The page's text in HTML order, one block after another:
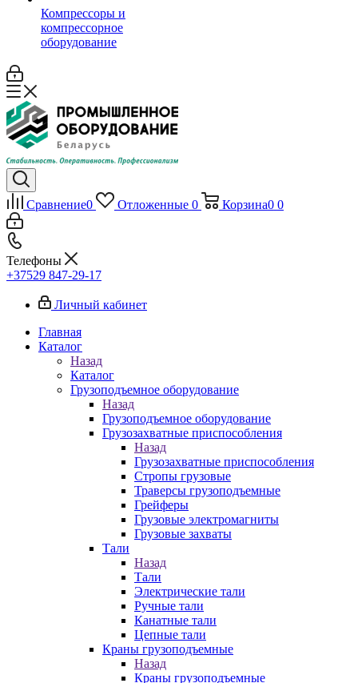
Компрессоры и
компрессорное
оборудование
Сравнение0 Отложенные 0 Корзина0 0
Телефоны
+37529 847-29-17‬
Личный кабинет
Главная
Каталог
Назад
Каталог
Грузоподъемное оборудование
Назад
Грузоподъемное оборудование
Грузозахватные приспособления
Назад
Грузозахватные приспособления
Стропы грузовые
Траверсы грузоподъемные
Грейферы
Грузовые электромагниты
Грузовые захваты
Тали
Назад
Тали
Электрические тали
Ручные тали
Канатные тали
Цепные тали
Краны грузоподъемные
Назад
Краны грузоподъемные